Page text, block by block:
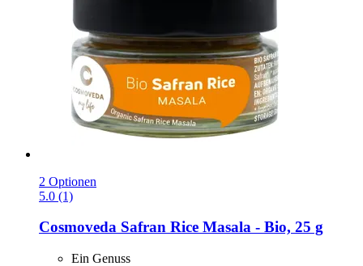
2 Optionen
5.0 (1)
Cosmoveda Safran Rice Masala -​ Bio, 25 g
Ein Genuss